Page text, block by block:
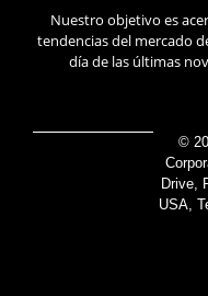
Nuestro objetivo es
tendencias del mercado
día de las últimas
©
Drive,
USA,